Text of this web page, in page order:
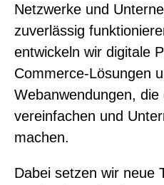
Netzwerke und
zuverlässig
entwickeln wir digitale
Commerce-Lösungen
Webanwendungen, die
vereinfachen und
machen.
Dabei setzen wir neue